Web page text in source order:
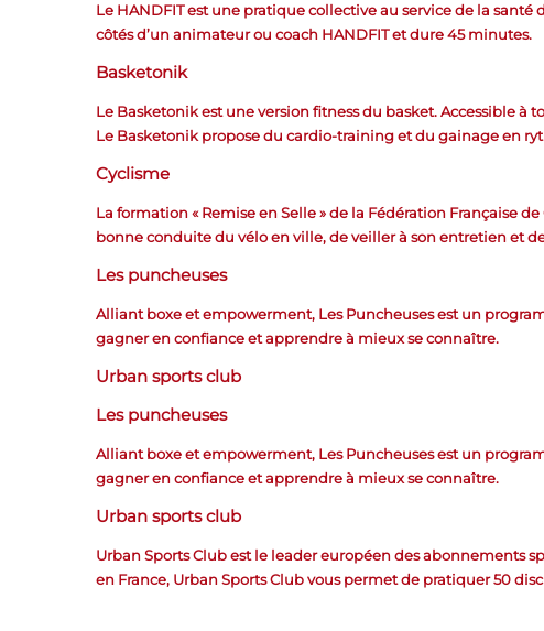
Le HANDFIT est une pratique collective au service de la
côtés d’un animateur ou coach HANDFIT et dure 45 minutes.
Basketonik
Le Basketonik est une version fitness du basket. Accessible à
Le Basketonik propose du cardio-training et du gainage en
Cyclisme
La formation « Remise en Selle » de la Fédération Française
bonne conduite du vélo en ville, de veiller à son entretien et
Les puncheuses
Alliant boxe et empowerment, Les Puncheuses est un
gagner en confiance et apprendre à mieux se connaître.
Urban sports club
Les puncheuses
Alliant boxe et empowerment, Les Puncheuses est un
gagner en confiance et apprendre à mieux se connaître.
Urban sports club
Urban Sports Club est le leader européen des abonnements
en France, Urban Sports Club vous permet de pratiquer 50